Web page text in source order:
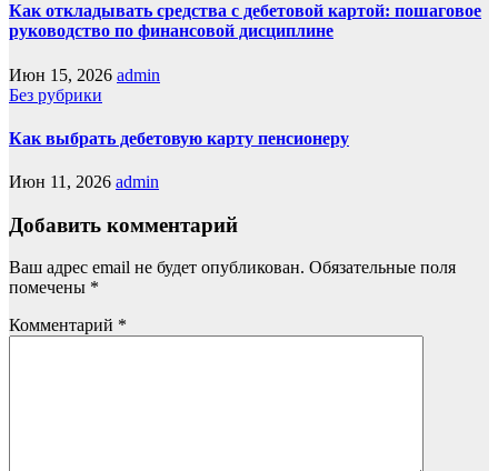
Как откладывать средства с дебетовой картой: пошаговое
руководство по финансовой дисциплине
Июн 15, 2026 admin
Без рубрики
Как выбрать дебетовую карту пенсионеру
Июн 11, 2026 admin
Добавить комментарий
Ваш адрес email не будет опубликован. Обязательные поля
помечены *
Комментарий *